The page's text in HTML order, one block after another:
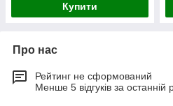
Купити
Про нас
Рейтинг не сформований
Менше 5 відгуків за останній